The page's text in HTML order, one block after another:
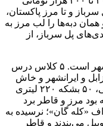
و تا مرز پاکستان،
دبه‌ها را لب مرز به
پل سرباز، از
اسلام، جوان‌ترین مندی‌دار کمربندی ایرانشهر است. ۵ کلاس درس
و ایرانشهر و خاش
گازوییل و بنزین فروخته. حالا در ۳۰ سالگی، ۵۰ بشکه ۲۲۰ لیتری
مرز و قاطر برد
«کله گان»؛ نرسیده به
دبه ۷۰ لیتری گازوییل می‌بندند و قاطر